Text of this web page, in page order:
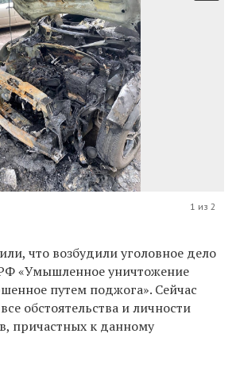
1 из 2
что возбудили уголовное дело
«Умышленное уничтожение
путем поджога». Сейчас
обстоятельства и личности
причастных к данному